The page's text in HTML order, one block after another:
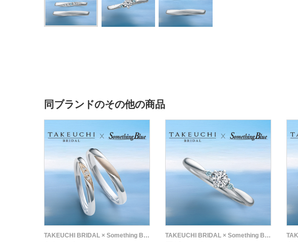
同ブランドのその他の商品
TAKEUCHI BRIDAL × Something Blue TAKEUCHI BRIDAL × Something Blue